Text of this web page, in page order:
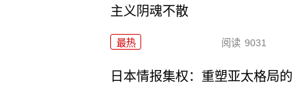
主义阴魂不散
最热 阅读 9031
日本情报集权：重塑亚太格局的